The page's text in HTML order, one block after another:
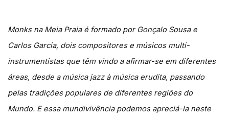
Monks na Meia Praia é formado por Gonçalo Sousa e
Carlos Garcia, dois compositores e músicos multi-
instrumentistas que têm vindo a afirmar-se em diferentes
áreas, desde a música jazz à música erudita, passando
pelas tradições populares de diferentes regiões do
Mundo. E essa mundivivência podemos apreciá-la neste